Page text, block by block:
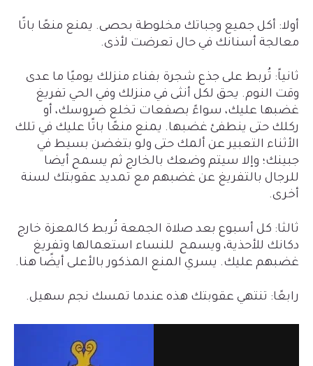
أولا: أكل جميع وجباتك مخلوطة بحصى. يمنع منعًا باتًا
معالجة أسنانك في حال تعرضت لأذى.
ثانياً: تُربط على جذع شجرة بفناء منزلك يوميًا ما عدى
وقت النوم. يحق لكل أنثى في منزلك وفي الحي تفريغ
غضبها عليك، سواءً بصفعات تخلع ضروسك، أو
ركلك حتى ينطفئ غضبها. يمنع منعًا باتًا عليك في تلك
الأثناء التعبير عن ألمك حتى ولو بتغضن بسيط في
جبينك؛ وإلا سيتم وضعك بالخارج ثم يسمح أيضا
للرجال بالتفريغ عن غضبهم مع تمديد عقوبتك لسنة
أخرى.
ثالثا: كل أسبوع بعد صلاة الجمعة تُربط كالمعزة خارج
دكانك للأحذية، ويسمح للنساء استعمالها وتفريغ
غضبهم عليك. يسري المنع المذكور بالأعلى أيضًا هنا.
رابعًا: تنتهي عقوبتك هذه عندما تمسك نجم سهيل.